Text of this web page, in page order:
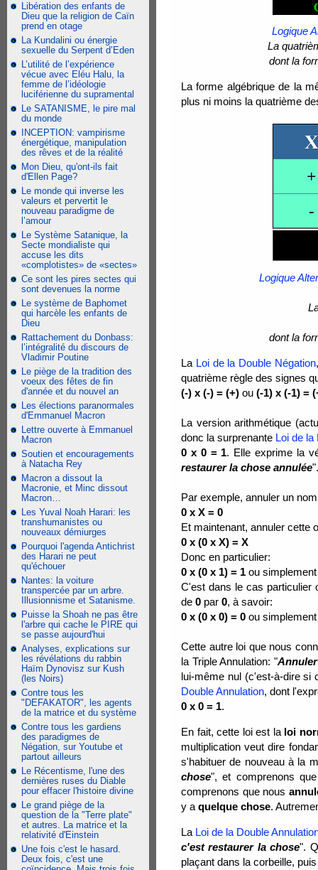
Libération des enfants de
Dieu que la religion de Caïn
prend en otage
La Kundalini ou énergie
sexuelle du Serpent d’Eden
L’utilité de l’expérience
vécue avec Eléu Halu, la
femme de l’idéologie
luciférienne du supramental
Le SATANISME, le pire mal
du monde
INCEPTION: vampirisme
énergétique, manipulation
des rêves et de la réalité
Mon Dieu, qu'ont-ils fait
d'Ellen Page?
Le monde qui inverse les
valeurs et pervertit le
nouveau paradigme de
l’amour
Le Système Satanique, la
Secte mondialiste qui
accuse les dits
«complotistes» de «sectes»
Ce sont les pires sectes qui
sont devenues la norme
Le système de Baphomet
qui harcèle les enfants de
Dieu
Rattachement du Donbass:
l’intégralité du discours de
Vladimir Poutine
Le piège de la tradition des
voeux des fêtes de fin
d'année et du nouvel an
Les élections paranormales
d'Emmanuel Macron
Lettre ouverte à Emmanuel
Macron
Soutien et encouragements
à Natacha Rey
Macron a dissout la
Macronie, et Minc dissout
Macron…
Les Yuval Noah Harari: les
transhumanistes ou
nouveaux démiurges
Pourquoi l'agenda Antichrist
des Harari ne peut
qu'échouer
Nantes: la voiture
transpercée par un arbre.
Illusionnisme et Satanisme.
Puisse la Shoah ne pas être
l'arbre qui cache le PIRE qui
se passe aujourd'hui
Analyses, explications sur
les révélations du rabbin
Haïm Dynovisz sur Kush
(les Noirs)
Contre tous les
"DEFAKATOR", les agents
de la matrice et du système
Contre tous les gardiens
des paradigmes de
Négation, sur Youtube et
partout ailleurs
Le Récentisme, l'une des
dernières ruses du Diable
pour effacer l'histoire divine
Le grand piège de la
question de la "Terre plate"
et autres. La matrice et la
relativité d'Einstein
Une fois c'est le hasard.
Deux fois, c'est une
Logique
La
dont la
La forme algébrique de la
plus ni moins la quatrième
Logique
dont la
La Loi de la Double Négation
quatrième règle des signes
(-) x (-) = (+) ou (-1) x (-1) =
La version arithmétique
donc la surprenante Loi de la
0 x 0 = 1. Elle exprime la
restaurer la chose annulée".
Par exemple, annuler un
0 x X = 0
Et maintenant, annuler cette
0 x (0 x X) = X
Donc en particulier:
0 x (0 x 1) = 1 ou
C'est dans le cas particulier
de 0 par 0, à savoir:
0 x (0 x 0) = 0 ou
Cette autre loi que nous
la Triple Annulation: "
lui-même nul (c'est-à-dire si
Double Annulation, dont
0 x 0 = 1.
En fait, cette loi est la loi
multiplication veut dire
s'habituer de nouveau à la
chose", et comprenons
comprenons que nous
y a quelque chose.
La Loi de la Double
c'est restaurer la chose".
plaçant dans la corbeille,